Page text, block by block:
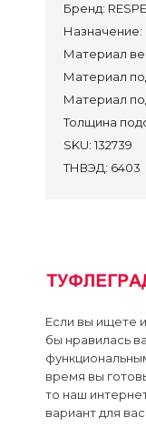
Бренд:
Назначение:
Материал
Материал
Материал
Толщина
SKU: 132739
ТНВЭД: 6403
Если вы ищете
бы нравилась
время вы
то наш
вариант для вас.